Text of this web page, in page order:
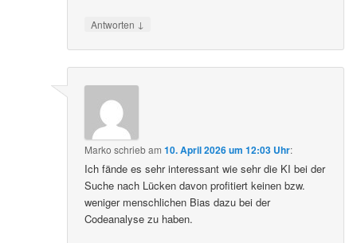
Antworten ↓
Marko schriebam10. April 2026 um 12:03 Uhr:
Ich fände es sehr interessant wie sehr die KI bei der
Suche nach Lücken davon profitiert keinen bzw.
weniger menschlichen Bias dazu bei der
Codeanalyse zu haben.